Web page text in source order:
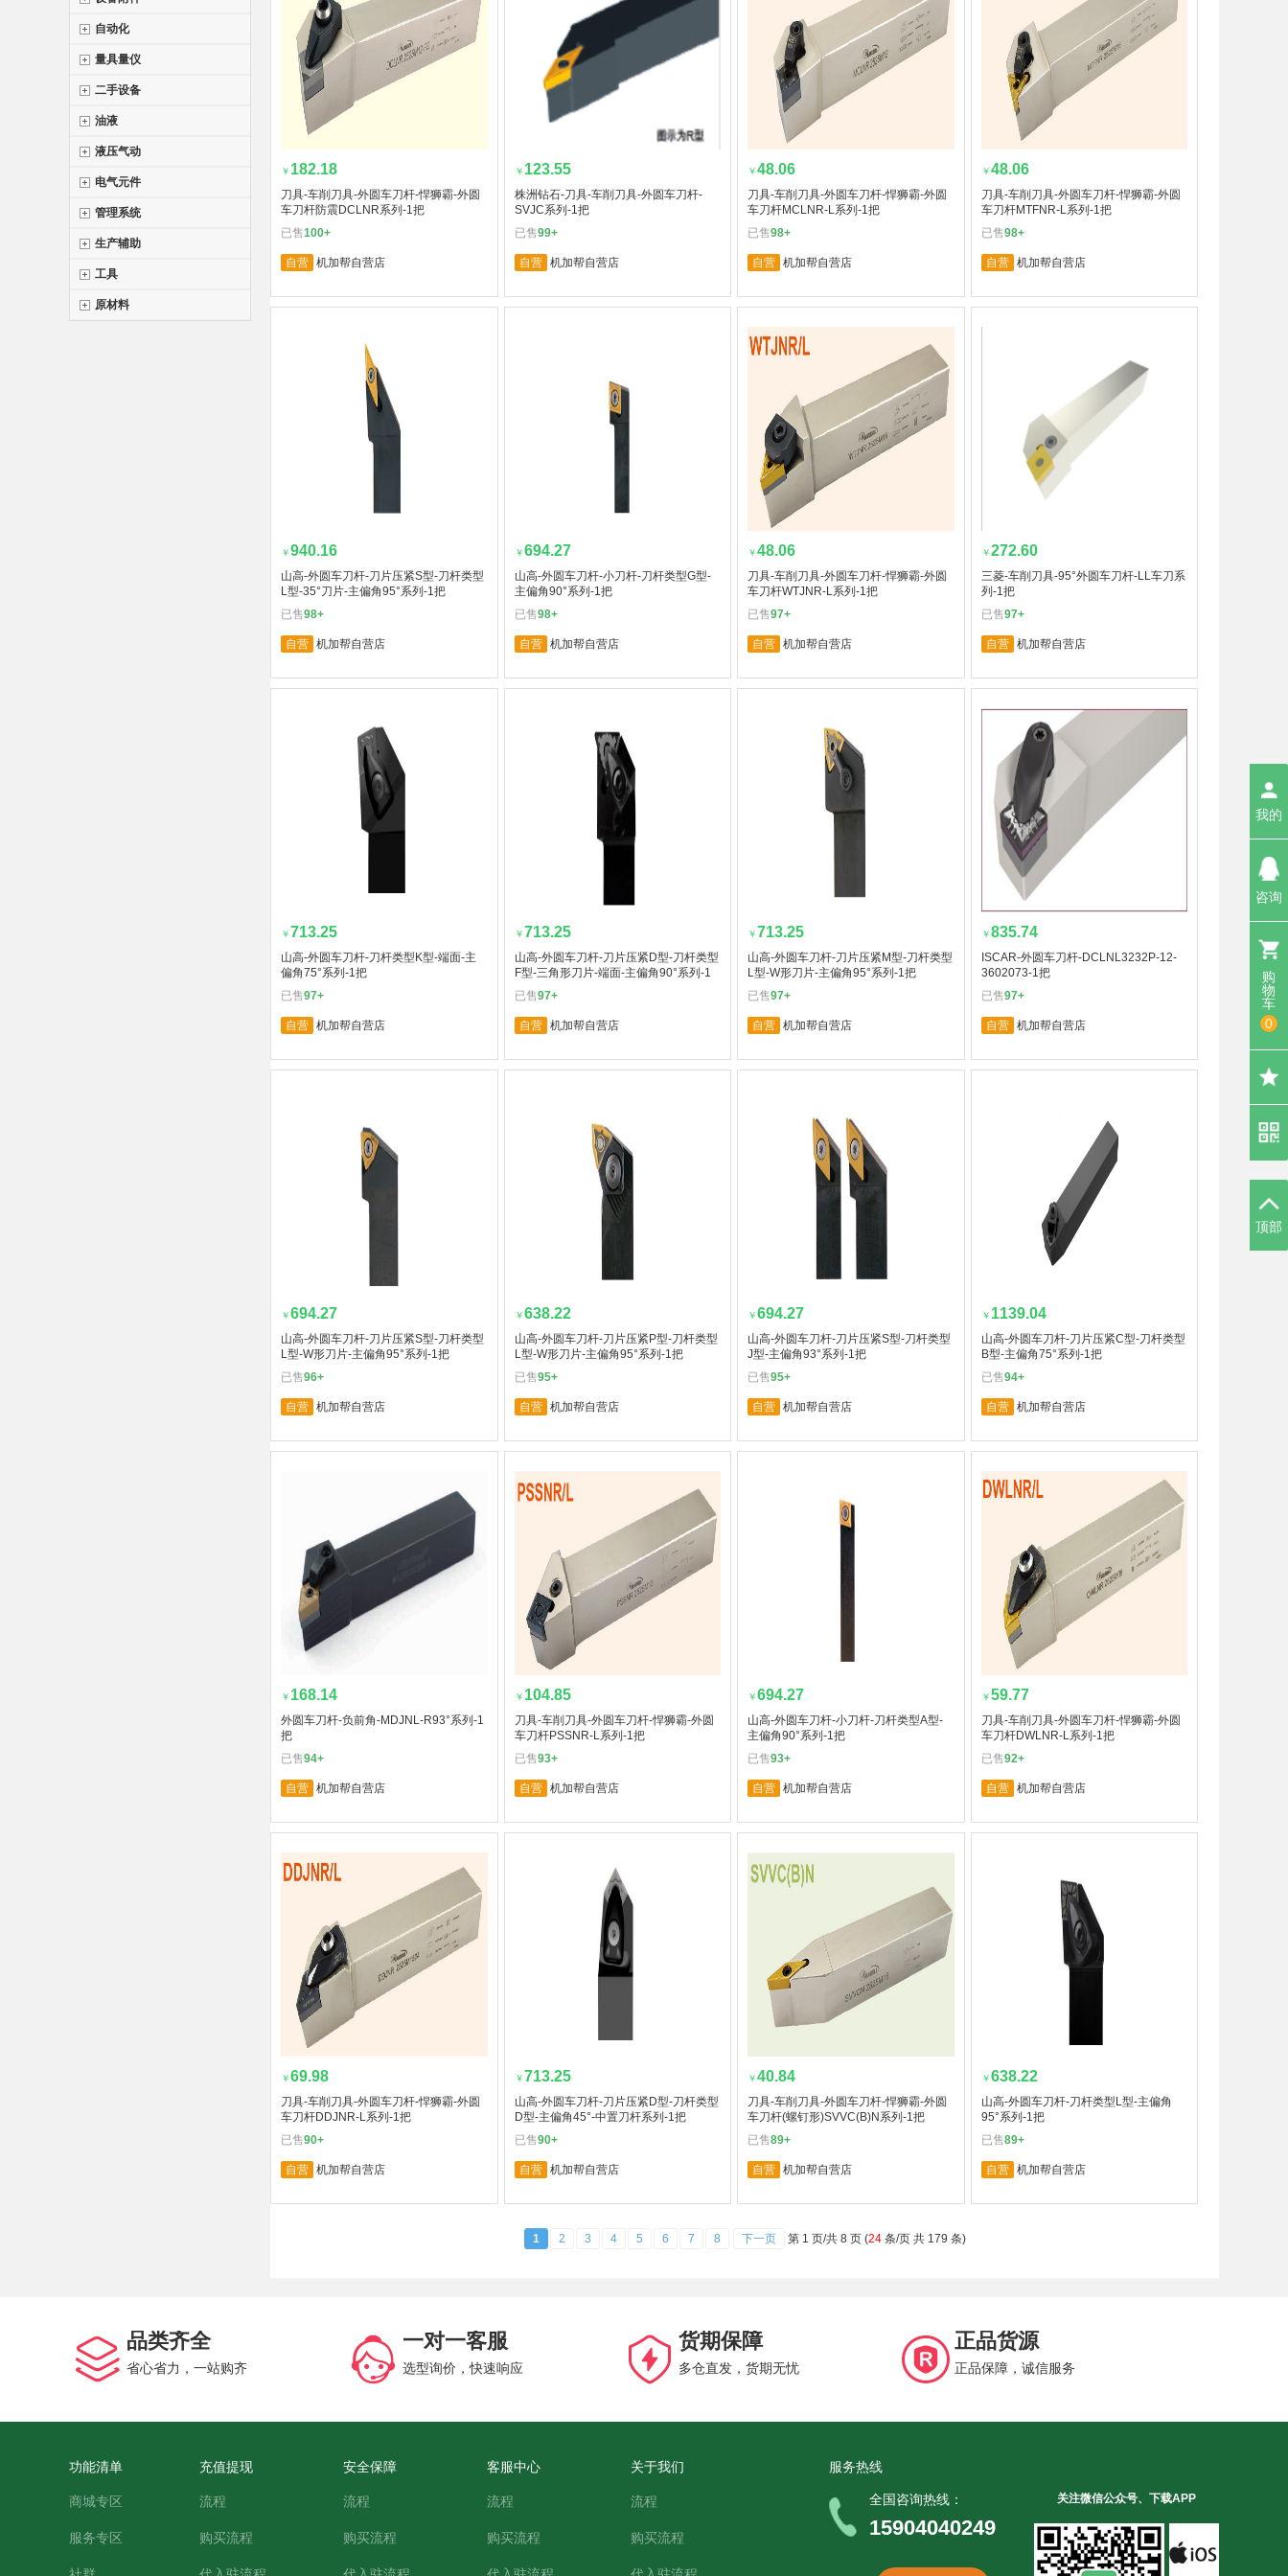
自动化
量具量仪
二手设备
油液
液压气动
电气元件
管理系统
生产辅助
工具
原材料
￥ 182.18
刀具-车削刀具-外圆车刀杆-悍狮霸-外圆
车刀杆防震DCLNR系列-1把
已售100+
自营 机加帮自营店
￥ 123.55
株洲钻石-刀具-车削刀具-外圆车刀杆-
SVJC系列-1把
已售99+
自营 机加帮自营店
￥48.06
刀具-车削刀具-外圆车刀杆-悍狮霸-外圆
车刀杆MCLNR-L系列-1把
已售98+
自营 机加帮自营店
￥48.06
刀具-车削刀具-外圆车刀杆-悍狮霸-外圆
车刀杆MTFNR-L系列-1把
已售98+
自营 机加帮自营店
￥940.16
山高-外圆车刀杆-刀片压紧S型-刀杆类型
L型-35°刀片-主偏角95°系列-1把
已售98+
自营 机加帮自营店
￥694.27
山高-外圆车刀杆-小刀杆-刀杆类型G型-
主偏角90°系列-1把
已售98+
自营 机加帮自营店
￥48.06
刀具-车削刀具-外圆车刀杆-悍狮霸-外圆
车刀杆WTJNR-L系列-1把
已售97+
自营 机加帮自营店
￥272.60
三菱-车削刀具-95°外圆车刀杆-LL车刀系
列-1把
已售97+
自营 机加帮自营店
￥713.25
山高-外圆车刀杆-刀杆类型K型-端面-主
偏角75°系列-1把
已售97+
自营 机加帮自营店
￥713.25
山高-外圆车刀杆-刀片压紧D型-刀杆类型
F型-三角形刀片-端面-主偏角90°系列-1
把
已售97+
自营 机加帮自营店
￥713.25
山高-外圆车刀杆-刀片压紧M型-刀杆类型
L型-W形刀片-主偏角95°系列-1把
已售97+
自营 机加帮自营店
￥835.74
ISCAR-外圆车刀杆-DCLNL3232P-12-
3602073-1把
已售97+
自营 机加帮自营店
￥694.27
山高-外圆车刀杆-刀片压紧S型-刀杆类型
L型-W形刀片-主偏角95°系列-1把
已售96+
自营 机加帮自营店
￥638.22
山高-外圆车刀杆-刀片压紧P型-刀杆类型
L型-W形刀片-主偏角95°系列-1把
已售95+
自营 机加帮自营店
￥694.27
山高-外圆车刀杆-刀片压紧S型-刀杆类型
J型-主偏角93°系列-1把
已售95+
自营 机加帮自营店
￥ 1139.04
山高-外圆车刀杆-刀片压紧C型-刀杆类型
B型-主偏角75°系列-1把
已售94+
自营 机加帮自营店
￥ 168.14
外圆车刀杆-负前角-MDJNL-R93°系列-1
把
已售94+
自营 机加帮自营店
￥ 104.85
刀具-车削刀具-外圆车刀杆-悍狮霸-外圆
车刀杆PSSNR-L系列-1把
已售93+
自营 机加帮自营店
￥694.27
山高-外圆车刀杆-小刀杆-刀杆类型A型-
主偏角90°系列-1把
已售93+
自营 机加帮自营店
￥59.77
刀具-车削刀具-外圆车刀杆-悍狮霸-外圆
车刀杆DWLNR-L系列-1把
已售92+
自营 机加帮自营店
￥69.98
刀具-车削刀具-外圆车刀杆-悍狮霸-外圆
车刀杆DDJNR-L系列-1把
已售90+
自营 机加帮自营店
￥713.25
山高-外圆车刀杆-刀片压紧D型-刀杆类型
D型-主偏角45°-中置刀杆系列-1把
已售90+
自营 机加帮自营店
￥40.84
刀具-车削刀具-外圆车刀杆-悍狮霸-外圆
车刀杆(螺钉形)SVVC(B)N系列-1把
已售89+
自营 机加帮自营店
￥638.22
山高-外圆车刀杆-刀杆类型L型-主偏角
95°系列-1把
已售89+
自营 机加帮自营店
1 2 3 4 5 6 7 8 下一页 第 1 页/共 8 页 (24 条/页 共 179 条)
我的
咨询
购
物
车
0
顶部
品类齐全
省心省力，一站购齐
一对一客服
选型询价，快速响应
货期保障
多仓直发，货期无忧
正品货源
正品保障，诚信服务
服务热线
全国咨询热线：
15904040249
关注微信公众号、下载APP
功能清单
商城专区
服务专区
充值提现
流程
购买流程
安全保障
流程
购买流程
客服中心
流程
购买流程
关于我们
流程
购买流程